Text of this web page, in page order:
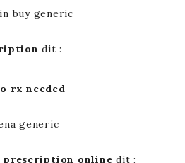
buy generic
dit :
rx needed
generic
prescription online dit :